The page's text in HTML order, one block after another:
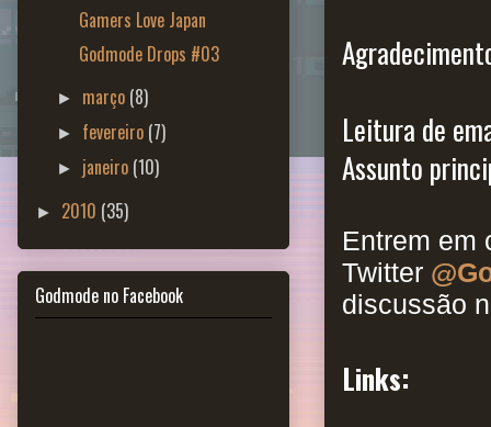
Leitura de
Assunto
Entrem em
Twitter
discussão
Links:
Gamers Love Japan
Godmode Drops #03
► março (8)
► fevereiro (7)
► janeiro (10)
► 2010 (35)
Godmode no Facebook